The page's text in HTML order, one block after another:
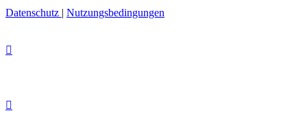
Datenschutz | Nutzungsbedingungen